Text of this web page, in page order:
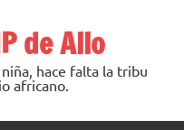
de Allo
hace falta la tribu
africano.